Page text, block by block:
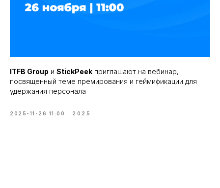
ITFB Group и StickPeek приглашают на вебинар,
посвященный теме премирования и геймификации для
удержания персонала
2025-11-26 11:00 2025